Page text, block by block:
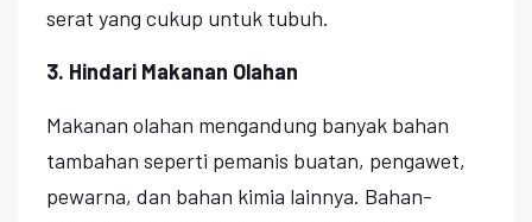
serat yang cukup untuk tubuh.
3. Hindari Makanan Olahan
Makanan olahan mengandung banyak bahan
tambahan seperti pemanis buatan, pengawet,
pewarna, dan bahan kimia lainnya. Bahan-